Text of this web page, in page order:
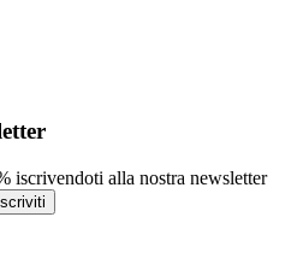
iscrivendoti alla nostra newsletter
Iscriviti